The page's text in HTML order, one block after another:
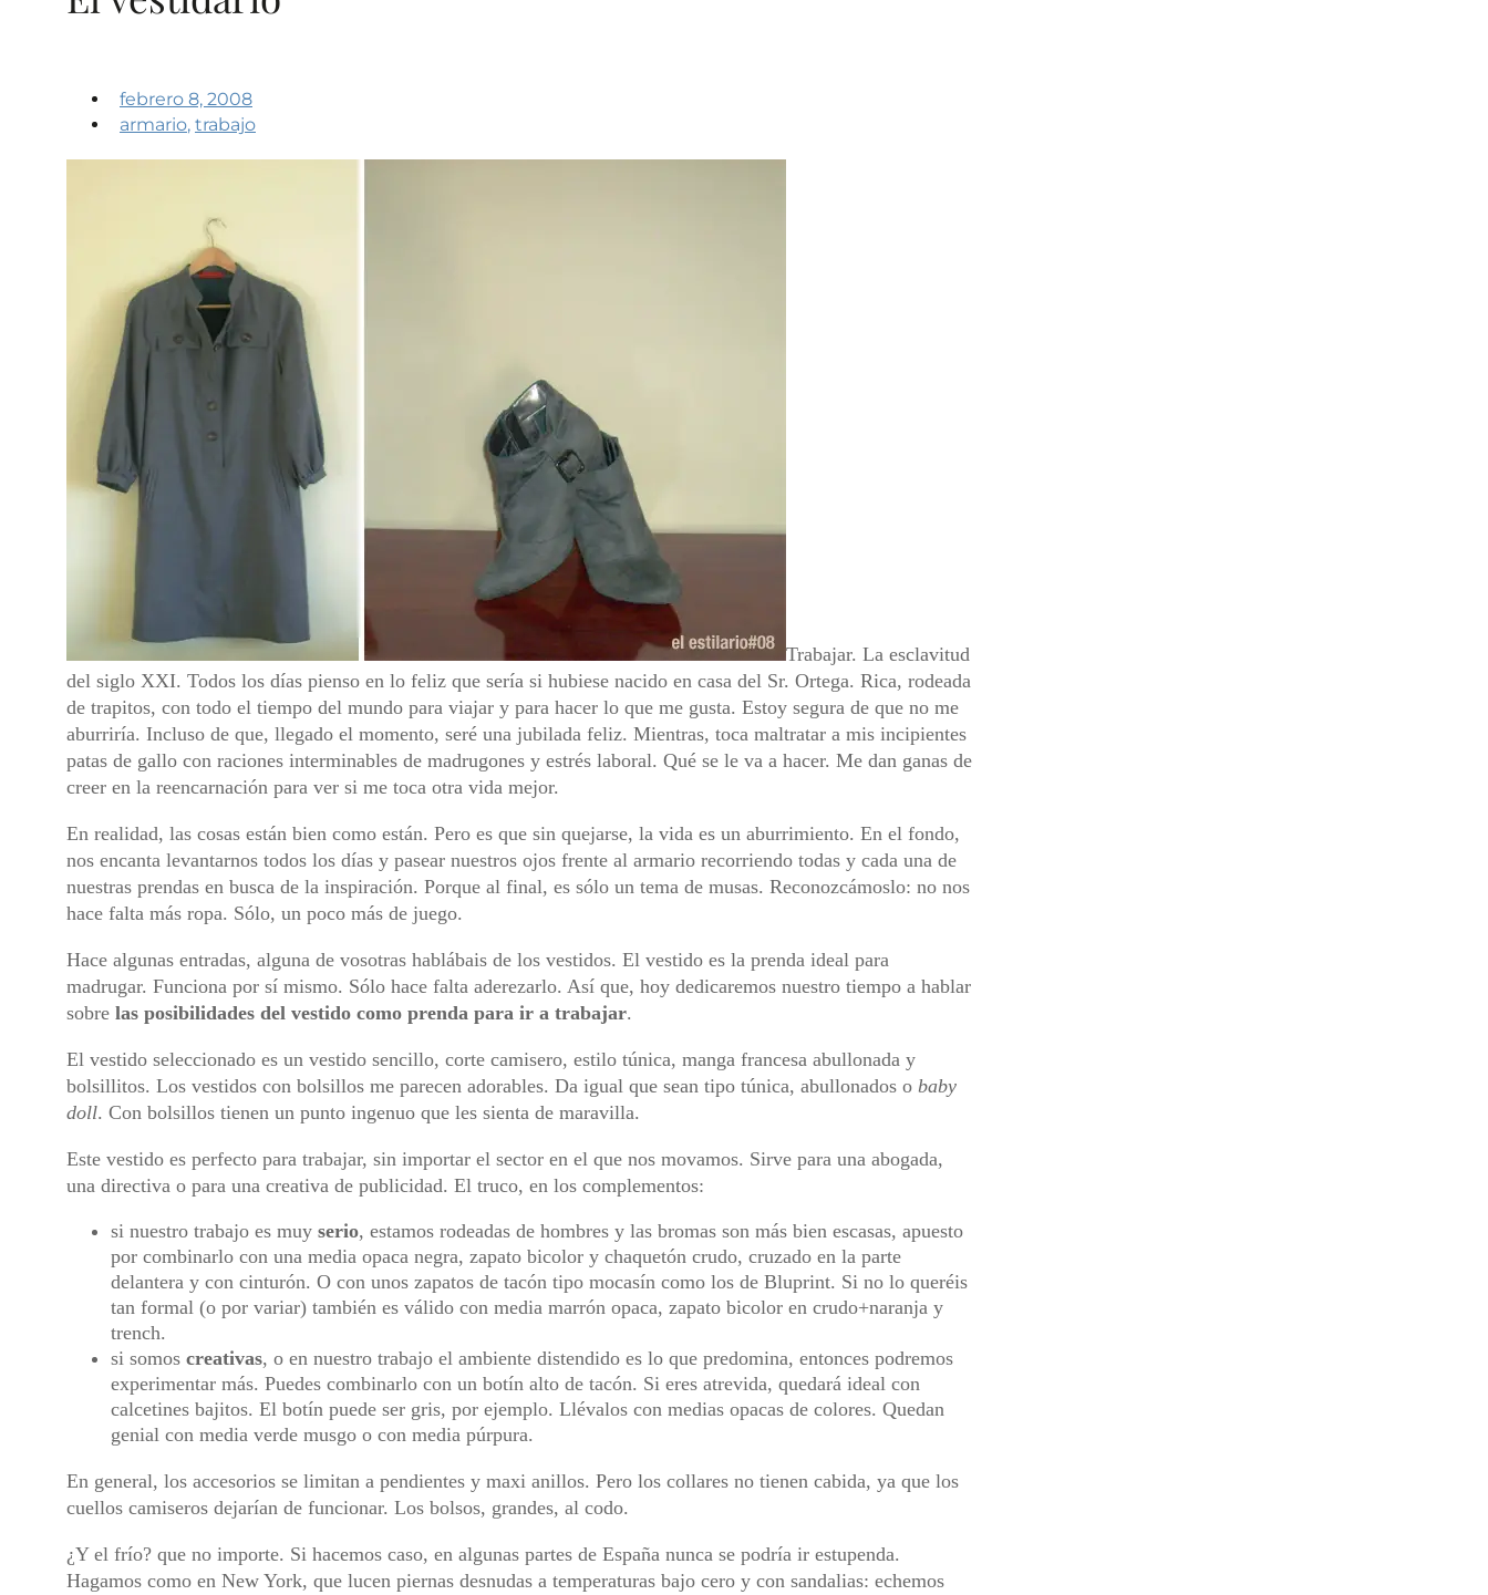
febrero 8, 2008
armario, trabajo
Trabajar. La esclavitud
del siglo XXI. Todos los días pienso en lo feliz que sería si hubiese nacido en casa del Sr. Ortega. Rica, rodeada
de trapitos, con todo el tiempo del mundo para viajar y para hacer lo que me gusta. Estoy segura de que no me
aburriría. Incluso de que, llegado el momento, seré una jubilada feliz. Mientras, toca maltratar a mis incipientes
patas de gallo con raciones interminables de madrugones y estrés laboral. Qué se le va a hacer. Me dan ganas de
creer en la reencarnación para ver si me toca otra vida mejor.
En realidad, las cosas están bien como están. Pero es que sin quejarse, la vida es un aburrimiento. En el fondo,
nos encanta levantarnos todos los días y pasear nuestros ojos frente al armario recorriendo todas y cada una de
nuestras prendas en busca de la inspiración. Porque al final, es sólo un tema de musas. Reconozcámoslo: no nos
hace falta más ropa. Sólo, un poco más de juego.
Hace algunas entradas, alguna de vosotras hablábais de los vestidos. El vestido es la prenda ideal para
madrugar. Funciona por sí mismo. Sólo hace falta aderezarlo. Así que, hoy dedicaremos nuestro tiempo a hablar
sobre las posibilidades del vestido como prenda para ir a trabajar.
El vestido seleccionado es un vestido sencillo, corte camisero, estilo túnica, manga francesa abullonada y
bolsillitos. Los vestidos con bolsillos me parecen adorables. Da igual que sean tipo túnica, abullonados o baby
doll. Con bolsillos tienen un punto ingenuo que les sienta de maravilla.
Este vestido es perfecto para trabajar, sin importar el sector en el que nos movamos. Sirve para una abogada,
una directiva o para una creativa de publicidad. El truco, en los complementos:
si nuestro trabajo es muy serio, estamos rodeadas de hombres y las bromas son más bien escasas, apuesto
por combinarlo con una media opaca negra, zapato bicolor y chaquetón crudo, cruzado en la parte
delantera y con cinturón. O con unos zapatos de tacón tipo mocasín como los de Bluprint. Si no lo queréis
tan formal (o por variar) también es válido con media marrón opaca, zapato bicolor en crudo+naranja y
trench.
si somos creativas, o en nuestro trabajo el ambiente distendido es lo que predomina, entonces podremos
experimentar más. Puedes combinarlo con un botín alto de tacón. Si eres atrevida, quedará ideal con
calcetines bajitos. El botín puede ser gris, por ejemplo. Llévalos con medias opacas de colores. Quedan
genial con media verde musgo o con media púrpura.
En general, los accesorios se limitan a pendientes y maxi anillos. Pero los collares no tienen cabida, ya que los
cuellos camiseros dejarían de funcionar. Los bolsos, grandes, al codo.
¿Y el frío? que no importe. Si hacemos caso, en algunas partes de España nunca se podría ir estupenda.
Hagamos como en New York, que lucen piernas desnudas a temperaturas bajo cero y con sandalias: echemos